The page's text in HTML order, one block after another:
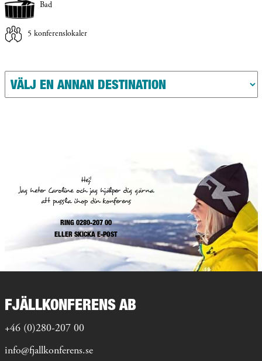
Bad
5 konferenslokaler
Hej!
Jag heter Caroline och jag hjälper dig gärna
att pussla ihop din konferens
RING 0280-207 00
ELLERSKICKA E-POST
FJÄLLKONFERENS AB
+46 (0)280-207 00
info@fjallkonferens.se